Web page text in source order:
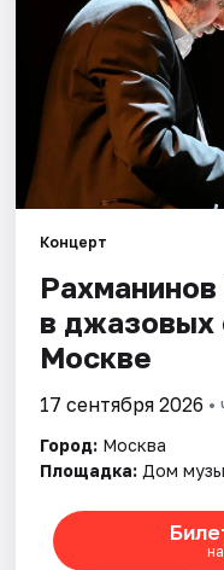
Экскурсии
Спорт
События
Площадки
Артисты
Рейтинги
Концерт
в джазовых
Москве
17 сентября 2026 •
Город: Москва
Площадка: Дом